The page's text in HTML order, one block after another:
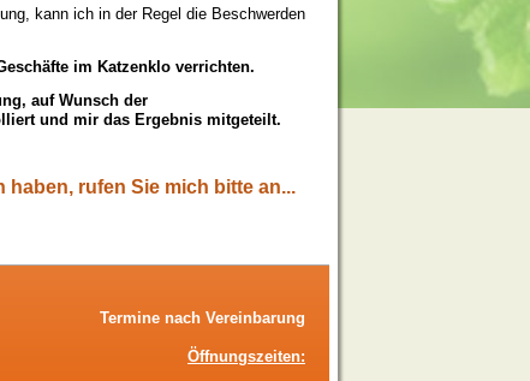
kann ich in der Regel die Beschwerden
im Katzenklo verrichten.
auf Wunsch der
und mir das Ergebnis mitgeteilt.
rufen Sie mich bitte an...
Termine nach Vereinbarung
Öffnungszeiten: